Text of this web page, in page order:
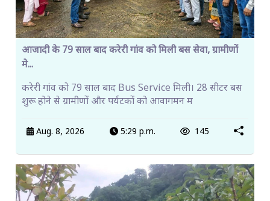
आजादी के 79 साल बाद करेरी गांव को मिली बस सेवा, ग्रामीणों
मे...
करेरी गांव को 79 साल बाद Bus Service मिली। 28 सीटर बस
शुरू होने से ग्रामीणों और पर्यटकों को आवागमन म
Aug. 8, 2026 5:29 p.m. 145